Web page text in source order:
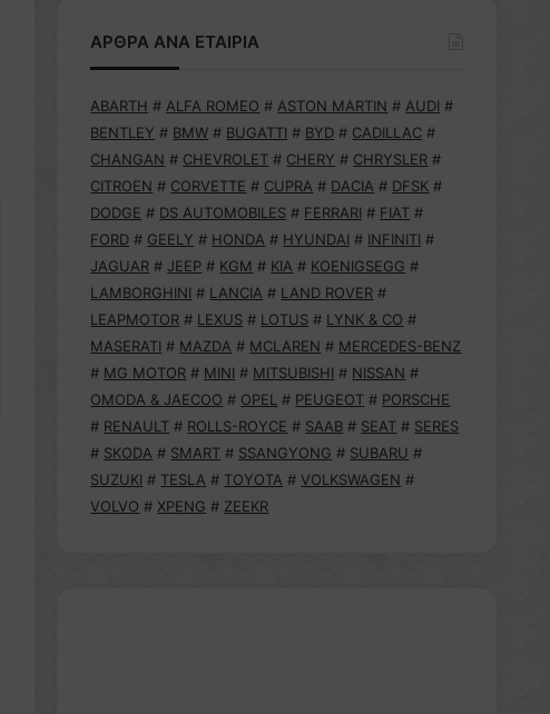
ΑΡΘΡΑ ΑΝΑ ΕΤΑΙΡΙΑ
ABARTH # ALFA ROMEO # ASTON MARTIN # AUDI #
BENTLEY # BMW # BUGATTI # BYD # CADILLAC #
CHANGAN # CHEVROLET # CHERY # CHRYSLER #
CITROEN # CORVETTE # CUPRA # DACIA # DFSK #
DODGE # DS AUTOMOBILES # FERRARI # FIAT #
FORD # GEELY # HONDA # HYUNDAI # INFINITI #
JAGUAR # JEEP # KGM # KIA # KOENIGSEGG #
LAMBORGHINI # LANCIA # LAND ROVER #
LEAPMOTOR # LEXUS # LOTUS # LYNK & CO #
MASERATI # MAZDA # MCLAREN # MERCEDES-BENZ
# MG MOTOR # MINI # MITSUBISHI # NISSAN #
OMODA & JAECOO # OPEL # PEUGEOT # PORSCHE
# RENAULT # ROLLS-ROYCE # SAAB # SEAT # SERES
# SKODA # SMART # SSANGYONG # SUBARU #
SUZUKI # TESLA # TOYOTA # VOLKSWAGEN #
VOLVO # XPENG # ZEEKR